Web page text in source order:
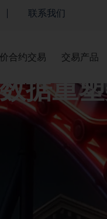
联系我们
合约交易 交易产品
国CPI数据重塑美联储降息
据重